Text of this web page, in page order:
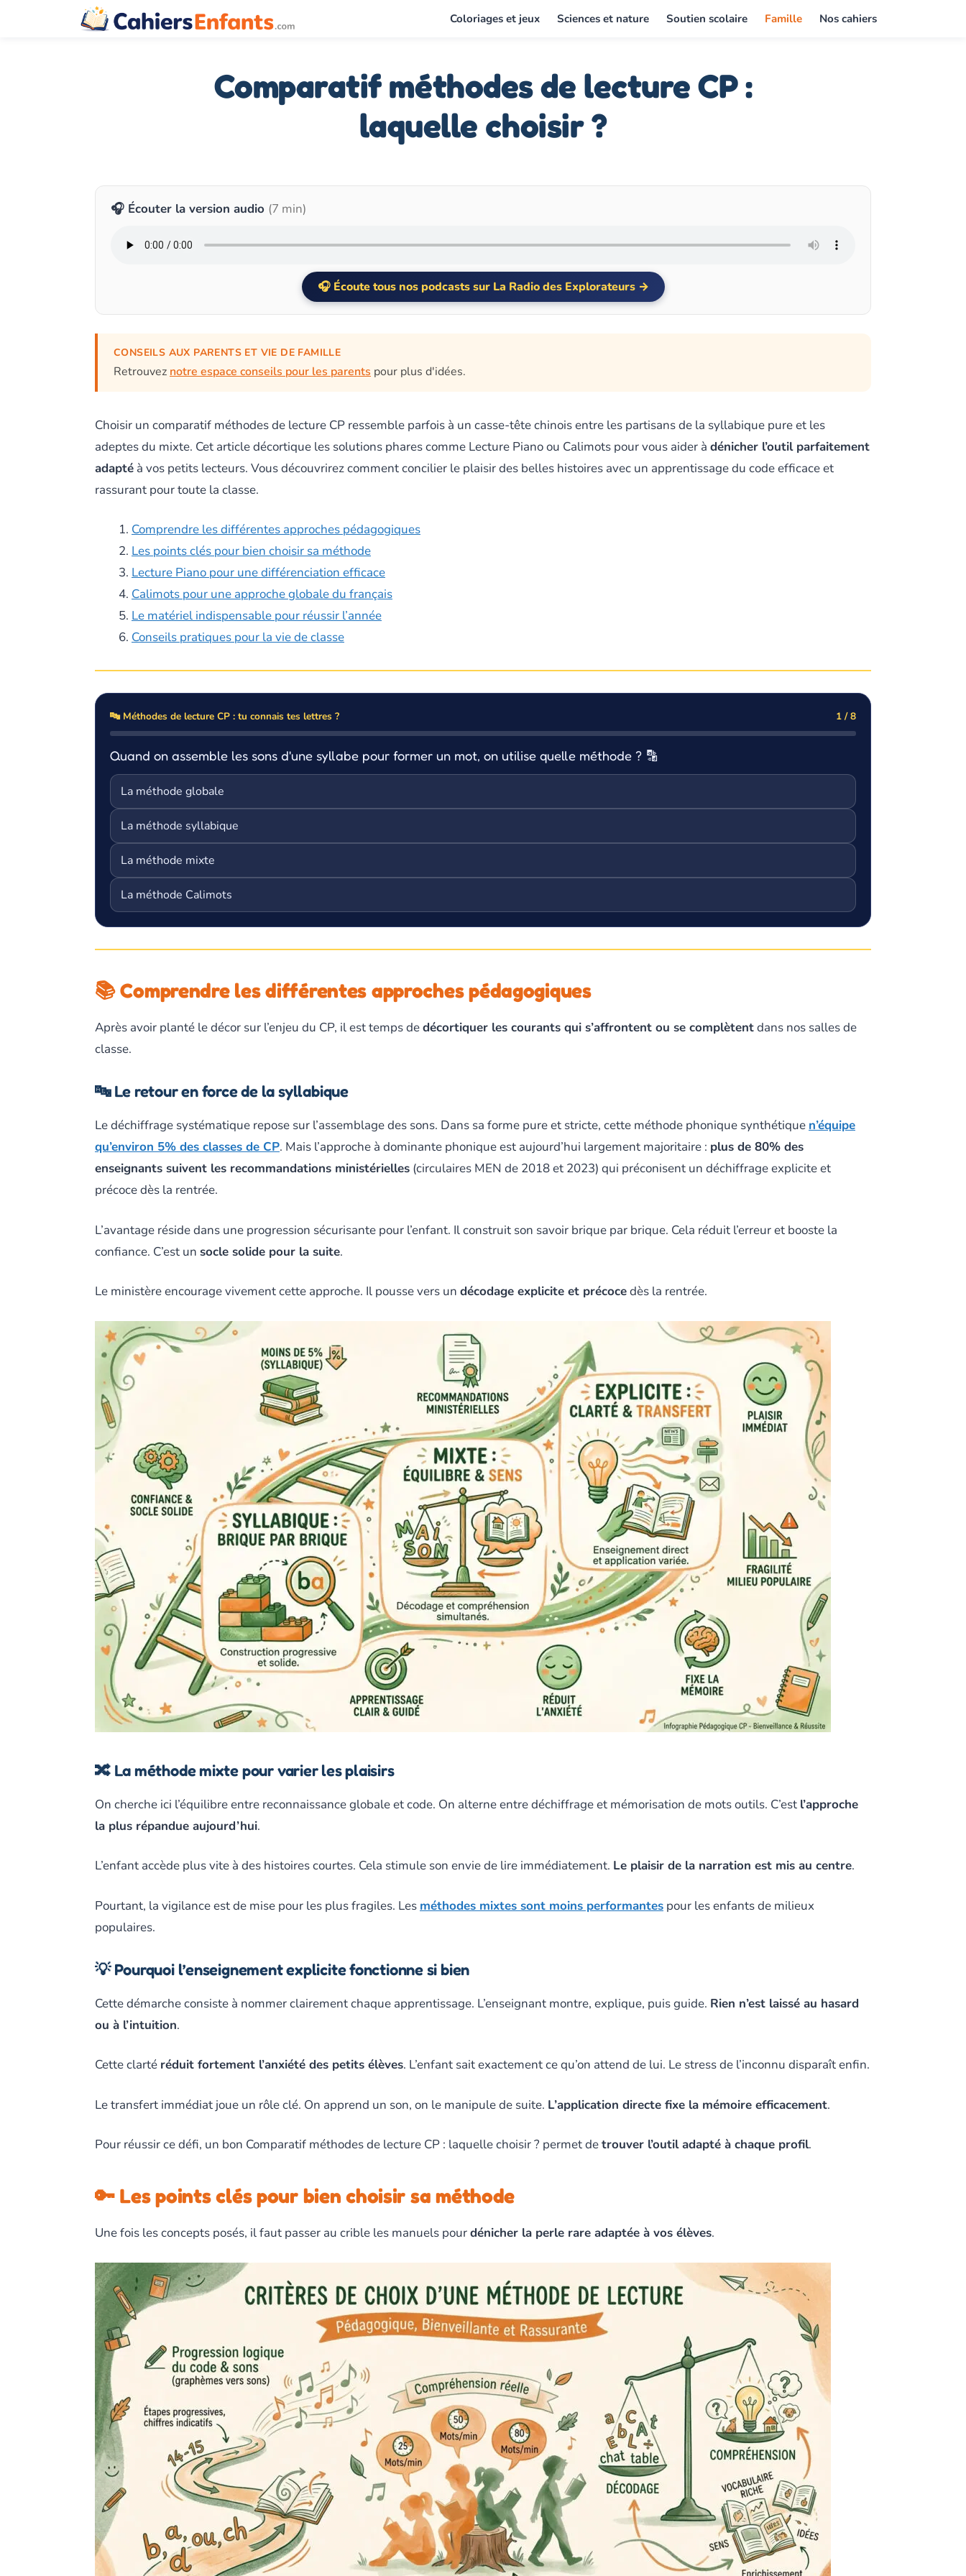
Coloriages et jeux Sciences et nature Soutien scolaire Famille Nos cahiers
Comparatif méthodes de lecture CP :
laquelle choisir ?
🎧 Écouter la version audio (7 min)
Écoute tous nos podcasts sur La Radio des Explorateurs →
CONSEILS AUX PARENTS ET VIE DE FAMILLE
Retrouvez notre espace conseils pour les parents pour plus d'idées.
Choisir un comparatif méthodes de lecture CP ressemble parfois à un casse-tête chinois entre les partisans de la syllabique pure et les
adeptes du mixte. Cet article décortique les solutions phares comme Lecture Piano ou Calimots pour vous aider à dénicher l’outil parfaitement
adapté à vos petits lecteurs. Vous découvrirez comment concilier le plaisir des belles histoires avec un apprentissage du code efficace et
rassurant pour toute la classe.
Comprendre les différentes approches pédagogiques
Les points clés pour bien choisir sa méthode
Lecture Piano pour une différenciation efficace
Calimots pour une approche globale du français
Le matériel indispensable pour réussir l’année
Conseils pratiques pour la vie de classe
🔤 Méthodes de lecture CP : tu connais tes lettres ? 1 / 8
Quand on assemble les sons d'une syllabe pour former un mot, on utilise quelle méthode ? 🔡
La méthode globale
La méthode syllabique
La méthode mixte
La méthode Calimots
📚 Comprendre les différentes approches pédagogiques
Après avoir planté le décor sur l’enjeu du CP, il est temps dedécortiquer les courants qui s’affrontent ou se complètentdans nos salles de
classe.
🔤 Le retour en force de la syllabique
Le déchiffrage systématique repose sur l’assemblage des sons. Dans sa forme pure et stricte, cette méthode phonique synthétique n’équipe
qu’environ 5% des classes de CP. Mais l’approche à dominante phonique est aujourd’hui largement majoritaire : plus de 80% des
enseignants suivent les recommandations ministérielles (circulaires MEN de 2018 et 2023) qui préconisent un déchiffrage explicite et
précoce dès la rentrée.
L’avantage réside dans une progression sécurisante pour l’enfant. Il construit son savoir brique par brique. Cela réduit l’erreur et booste la
confiance. C’est un socle solide pour la suite.
Le ministère encourage vivement cette approche. Il pousse vers un décodage explicite et précocedès la rentrée.
🔀 La méthode mixte pour varier les plaisirs
On cherche ici l’équilibre entre reconnaissance globale et code. On alterne entre déchiffrage et mémorisation de mots outils. C’est l’approche
la plus répandue aujourd’hui.
L’enfant accède plus vite à des histoires courtes. Cela stimule son envie de lire immédiatement. Le plaisir de la narration est mis au centre.
Pourtant, la vigilance est de mise pour les plus fragiles. Les méthodes mixtes sont moins performantes pour les enfants de milieux
populaires.
💡 Pourquoi l’enseignement explicite fonctionne si bien
Cette démarche consiste à nommer clairement chaque apprentissage. L’enseignant montre, explique, puis guide. Rien n’est laissé au hasard
ou à l’intuition.
Cette clarté réduit fortement l’anxiété des petits élèves. L’enfant sait exactement ce qu’on attend de lui. Le stress de l’inconnu disparaît enfin.
Le transfert immédiat joue un rôle clé. On apprend un son, on le manipule de suite. L’application directe fixe la mémoire efficacement.
Pour réussir ce défi, un bon Comparatif méthodes de lecture CP : laquelle choisir ? permet detrouver l’outil adapté à chaque profil.
🔑 Les points clés pour bien choisir sa méthode
Une fois les concepts posés, il faut passer au crible les manuels pourdénicher la perle rare adaptée à vos élèves.